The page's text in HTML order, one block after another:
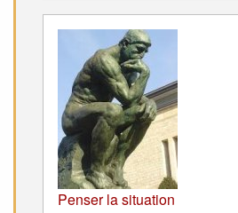
Penser la situation